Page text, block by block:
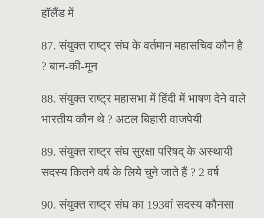
हॉलैंड में
87. संयुक्त राष्ट्र संघ के वर्तमान महासचिव कौन है
? बान-की-मून
88. संयुक्त राष्ट्र महासभा में हिंदी में भाषण देने वाले
भारतीय कौन थे ? अटल बिहारी वाजपेयी
89. संयुक्त राष्ट्र संघ सुरक्षा परिषद् के अस्थायी
सदस्य कितने वर्ष के लिये चुने जाते हैं ? 2 वर्ष
90. संयुक्त राष्ट्र संघ का 193वां सदस्य कौनसा